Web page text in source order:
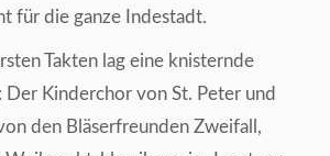
für die ganze Indestadt.
Takten lag eine knisternde
Der Kinderchor von St. Peter und
den Bläserfreunden Zweifall,